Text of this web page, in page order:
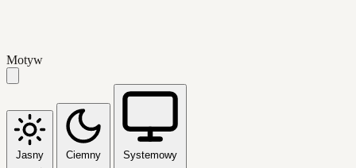
Motyw
Jasny Ciemny Systemowy